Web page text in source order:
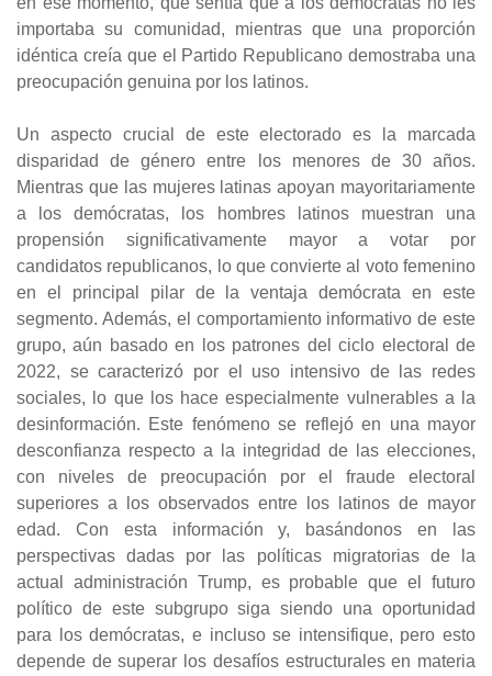
importaba su comunidad, mientras que una proporción
idéntica creía que el Partido Republicano demostraba una
preocupación genuina por los latinos.
Un aspecto crucial de este electorado es la marcada
disparidad de género entre los menores de 30 años.
Mientras que las mujeres latinas apoyan mayoritariamente
a los demócratas, los hombres latinos muestran una
propensión significativamente mayor a votar por
candidatos republicanos, lo que convierte al voto femenino
en el principal pilar de la ventaja demócrata en este
segmento. Además, el comportamiento informativo de este
grupo, aún basado en los patrones del ciclo electoral de
2022, se caracterizó por el uso intensivo de las redes
sociales, lo que los hace especialmente vulnerables a la
desinformación. Este fenómeno se reflejó en una mayor
desconfianza respecto a la integridad de las elecciones,
con niveles de preocupación por el fraude electoral
superiores a los observados entre los latinos de mayor
edad. Con esta información y, basándonos en las
perspectivas dadas por las políticas migratorias de la
actual administración Trump, es probable que el futuro
político de este subgrupo siga siendo una oportunidad
para los demócratas, e incluso se intensifique, pero esto
depende de superar los desafíos estructurales en materia